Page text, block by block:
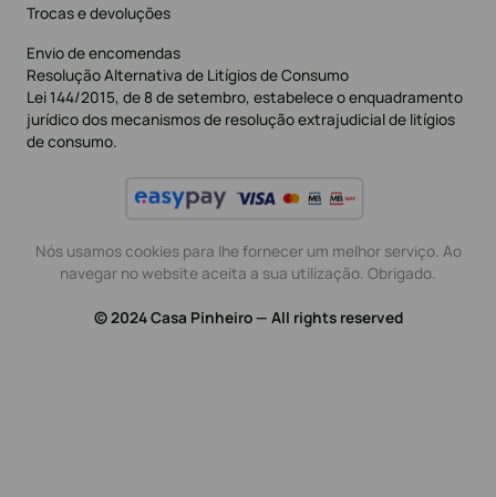
Trocas e devoluções
Envio de encomendas
Resolução Alternativa de Litígios de Consumo
Lei 144/2015, de 8 de setembro, estabelece o enquadramento
jurídico dos mecanismos de resolução extrajudicial de litígios
de consumo.
Nós usamos cookies para lhe fornecer um melhor serviço. Ao
navegar no website aceita a sua utilização. Obrigado.
© 2024 Casa Pinheiro — All rights reserved